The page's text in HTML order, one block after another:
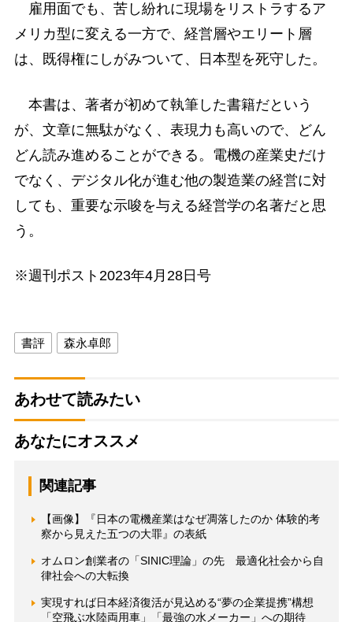
雇用面でも、苦し紛れに現場をリストラするア
メリカ型に変える一方で、経営層やエリート層
は、既得権にしがみついて、日本型を死守した。
本書は、著者が初めて執筆した書籍だという
が、文章に無駄がなく、表現力も高いので、どん
どん読み進めることができる。電機の産業史だけ
でなく、デジタル化が進む他の製造業の経営に対
しても、重要な示唆を与える経営学の名著だと思
う。
※週刊ポスト2023年4月28日号
書評 森永卓郎
あわせて読みたい
あなたにオススメ
関連記事
【画像】『日本の電機産業はなぜ凋落したのか 体験的考
察から見えた五つの大罪』の表紙
オムロン創業者の「SINIC理論」の先 最適化社会から自
律社会への大転換
実現すれば日本経済復活が見込める“夢の企業提携”構想
「空飛ぶ水陸両用車」「最強の水メーカー」への期待